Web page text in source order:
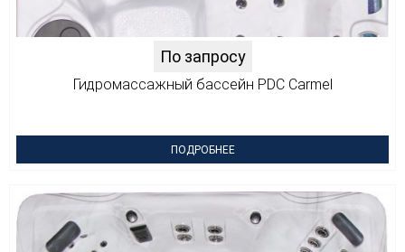
По запросу
Гидромассажный бассейн PDC Carmel
ПОДРОБНЕЕ